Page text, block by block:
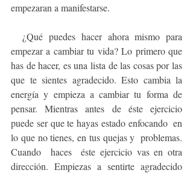
empezaran a manifestarse.
empezar a cambiar tu vida? Lo primero que
has de hacer, es una lista de las cosas por las
que te sientes agradecido. Esto cambia la
energía y empieza a cambiar tu forma de
pensar. Mientras antes de éste ejercicio
puede ser que te hayas estado enfocando  en
lo que no tienes, en tus quejas y  problemas.
Cuando  haces  éste ejercicio vas en otra
dirección. Empiezas a sentirte agradecido